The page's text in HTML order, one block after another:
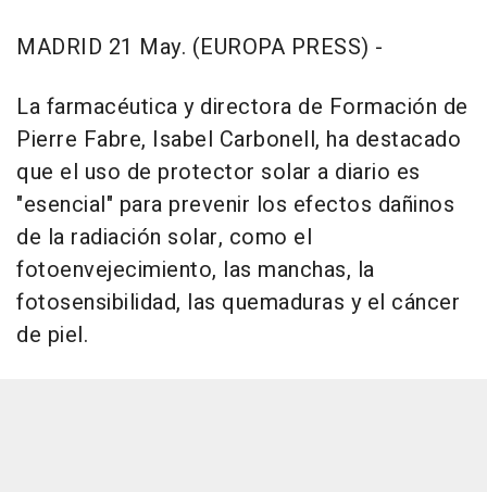
MADRID 21 May. (EUROPA PRESS) -
La farmacéutica y directora de Formación de
Pierre Fabre, Isabel Carbonell, ha destacado
que el uso de protector solar a diario es
"esencial" para prevenir los efectos dañinos
de la radiación solar, como el
fotoenvejecimiento, las manchas, la
fotosensibilidad, las quemaduras y el cáncer
de piel.